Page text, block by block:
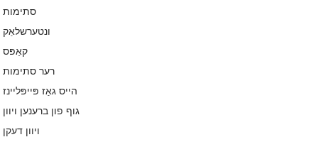
סתימות
ונטערשלאַק
קאַפּס
רער סתימות
הייס גאַז פּייפּליינז
גוף פון ברענען ויוון
ויוון דעקן